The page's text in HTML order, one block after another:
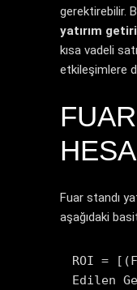
gerektirebilir.
yatırım
kısa vadeli
etkileşimlere
Fuar standı
aşağıdaki
ROI =
Edilen